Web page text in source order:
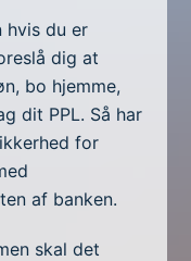
hvis du er
dig at
bo hjemme,
dit PPL. Så har
for
af banken.
skal det